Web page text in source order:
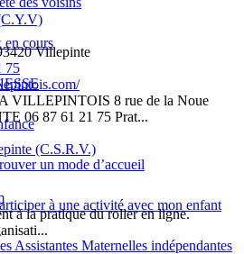
en cours
un mode d’accueil
à une activité avec mon enfant
Assistantes Maternelles indépendantes
Villepinte
75
VILLEPINTOIS 8 rue de la Noue
06 87 61 21 75 Prat...
(C.S.R.V.)
à la pratique du roller en ligne.